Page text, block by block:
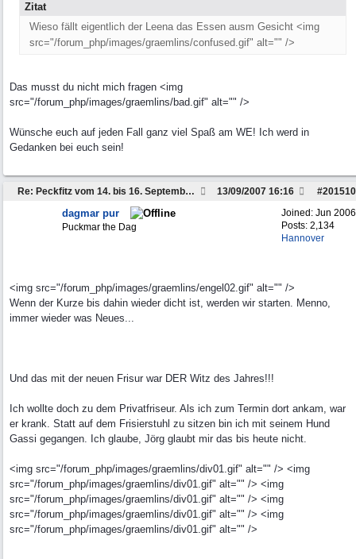
Zitat
Wieso fällt eigentlich der Leena das Essen ausm Gesicht <img
src="/forum_php/images/graemlins/confused.gif" alt="" />
Das musst du nicht mich fragen <img
src="/forum_php/images/graemlins/bad.gif" alt="" />
Wünsche euch auf jeden Fall ganz viel Spaß am WE! Ich werd in
Gedanken bei euch sein!
Re: Peckfitz vom 14. bis 16. September ? #201510
13/09/2007 16:16
Joined: Jun 2006
Posts: 2,134
Hannover
dagmar pur
Puckmar the Dag
<img src="/forum_php/images/graemlins/engel02.gif" alt="" />
Wenn der Kurze bis dahin wieder dicht ist, werden wir starten. Menno,
immer wieder was Neues...
Und das mit der neuen Frisur war DER Witz des Jahres!!!
Ich wollte doch zu dem Privatfriseur. Als ich zum Termin dort ankam, war
er krank. Statt auf dem Frisierstuhl zu sitzen bin ich mit seinem Hund
Gassi gegangen. Ich glaube, Jörg glaubt mir das bis heute nicht.
<img src="/forum_php/images/graemlins/div01.gif" alt="" /> <img
src="/forum_php/images/graemlins/div01.gif" alt="" /> <img
src="/forum_php/images/graemlins/div01.gif" alt="" /> <img
src="/forum_php/images/graemlins/div01.gif" alt="" /> <img
src="/forum_php/images/graemlins/div01.gif" alt="" />